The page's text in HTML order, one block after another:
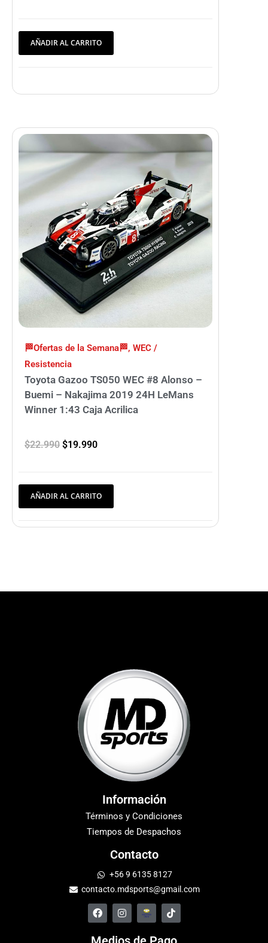
AÑADIR AL CARRITO
🏁Ofertas de la Semana🏁, WEC /
Resistencia
Toyota Gazoo TS050 WEC #8 Alonso –
Buemi – Nakajima 2019 24H LeMans
Winner 1:43 Caja Acrilica
$22.990 $19.990
AÑADIR AL CARRITO
Información
Términos y Condiciones
Tiempos de Despachos
Contacto
+56 9 6135 8127
contacto.mdsports@gmail.com